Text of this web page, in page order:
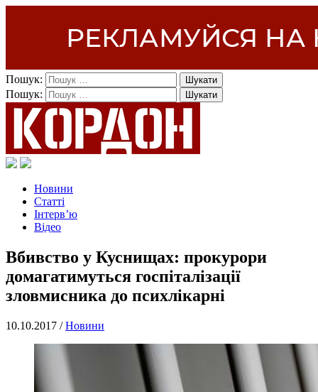
Пошук:
Пошук:
Новини
Статті
Інтерв’ю
Відео
Вбивство у Куснищах: прокурори
домагатимуться госпіталізації
зловмисника до психлікарні
10.10.2017 /Новини